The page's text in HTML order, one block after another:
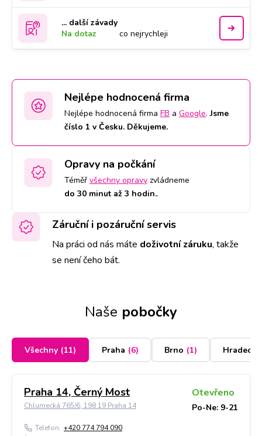
... další závady
Na dotaz
co nejrychleji
Nejlépe hodnocená firma
Nejlépe hodnocená firma FB a Google.Jsme
číslo 1 v Česku. Děkujeme.
Opravy na počkání
Téměř všechny opravy zvládneme
do 30 minut až 3 hodin..
Záruční i pozáruční servis
Na práci od nás máte doživotní záruku, takže
se není čeho bát.
Naše pobočky
Všechny (11) Praha (6) Brno (1) Hradec
Praha 14, Černý Most
Chlumecká 765/6, 198 19 Praha 14
Otevřeno
Po-Ne: 9-21
Telefon: +420 774 794 090